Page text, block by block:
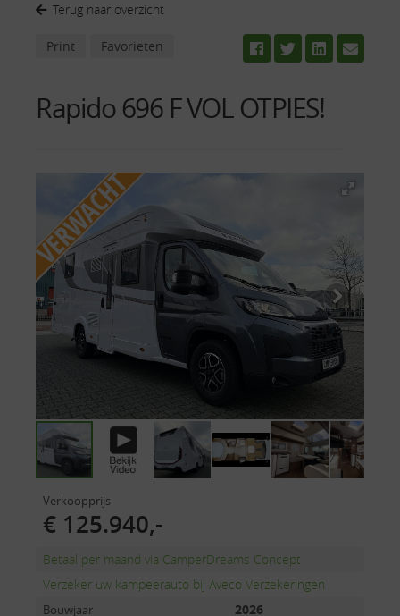
Terug naar overzicht
Print Favorieten
Rapido 696 F VOL OTPIES!
Verkoopprijs
€ 125.940,-
Betaal per maand via CamperDreams Concept
Verzeker uw kampeerauto bij Aveco Verzekeringen
Bouwjaar 2026